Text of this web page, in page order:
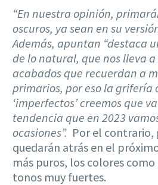
“En nuestra opinión,
oscuros, ya sean en su
Además, apuntan “destaca
de lo natural, que nos lleva
acabados que recuerdan a
primarios, por eso la grifería
‘imperfectos’ creemos que
tendencia que en 2023
ocasiones”. Por el contrario,
quedarán atrás en el
más puros, los colores
tonos muy fuertes.